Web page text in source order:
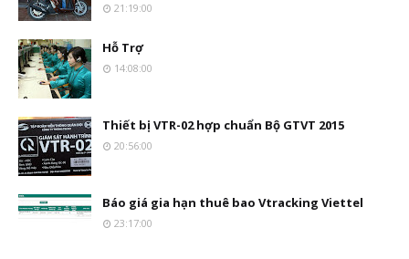
21:19:00
Hỗ Trợ
14:08:00
Thiết bị VTR-02 hợp chuẩn Bộ GTVT 2015
20:56:00
Báo giá gia hạn thuê bao Vtracking Viettel
23:17:00